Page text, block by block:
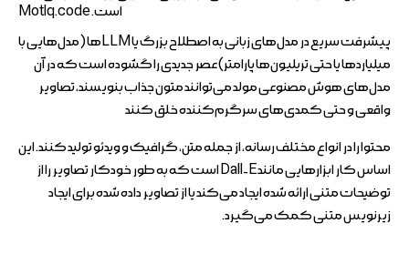
است.Motlq.code
پیشرفت سریع در مدل‌های زبانی به اصطلاح بزرگ یا LLMها (مدل‌هایی با
میلیاردها یا حتی تریلیون‌ها پارامتر) عصر جدیدی را گشوده است که در آن
مدل‌های هوش مصنوعی مولد می‌توانند متون جذاب بنویسند، تصاویر
واقعی و حتی کمدی‌های سرگرم‌کننده خلق کنند
محتوا را در انواع مختلف رسانه، از جمله متن، گرافیک و ویدئو تولید کنند. این
اساس کار ابزارهایی مانند Dall-E است که به طور خودکار تصاویر را از
توضیحات متنی ارائه شده ایجاد می‌کند یا از تصاویر داده شده برای ایجاد
زیرنویس متنی کمک می‌گیرد.